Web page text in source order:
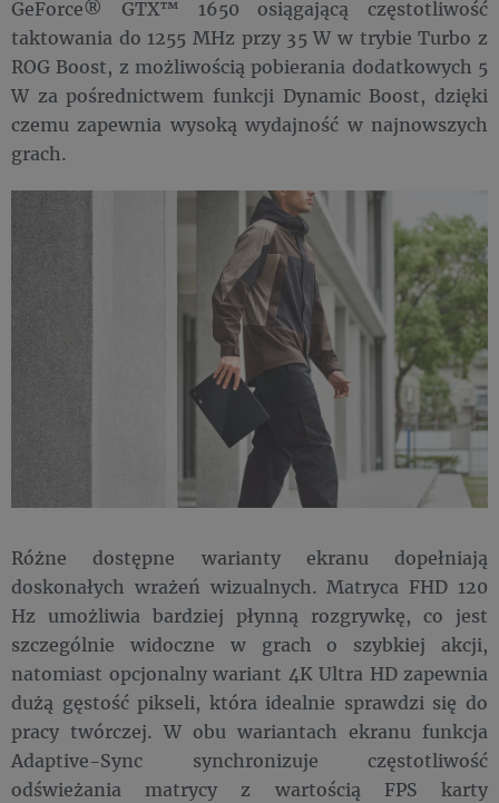
GeForce® GTX™ 1650 osiągającą częstotliwość
taktowania do 1255 MHz przy 35 W w trybie Turbo z
ROG Boost, z możliwością pobierania dodatkowych 5
W za pośrednictwem funkcji Dynamic Boost, dzięki
czemu zapewnia wysoką wydajność w najnowszych
grach.
Różne dostępne warianty ekranu dopełniają
doskonałych wrażeń wizualnych. Matryca FHD 120
Hz umożliwia bardziej płynną rozgrywkę, co jest
szczególnie widoczne w grach o szybkiej akcji,
natomiast opcjonalny wariant 4K Ultra HD zapewnia
dużą gęstość pikseli, która idealnie sprawdzi się do
pracy twórczej. W obu wariantach ekranu funkcja
Adaptive-Sync synchronizuje częstotliwość
odświeżania matrycy z wartością FPS karty